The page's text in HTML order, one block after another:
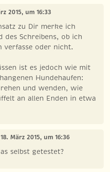
2015, um 16:33
zu Dir merke ich
des Schreibens, ob ich
verfasse oder nicht.
ist es jedoch wie mit
Hundehaufen:
und wenden, wie
an allen Enden in etwa
März 2015, um 16:36
selbst getestet?